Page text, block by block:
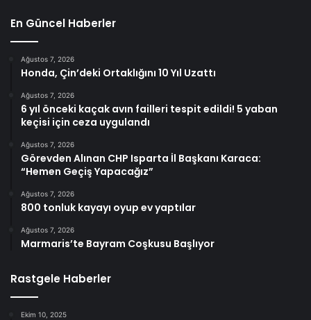
En Güncel Haberler
Ağustos 7, 2026
Honda, Çin’deki Ortaklığını 10 Yıl Uzattı
Ağustos 7, 2026
6 yıl önceki kaçak avın failleri tespit edildi! 5 yaban
keçisi için ceza uygulandı
Ağustos 7, 2026
Görevden Alınan CHP Isparta İl Başkanı Karaca:
“Hemen Geçiş Yapacağız”
Ağustos 7, 2026
800 tonluk kayayı oyup ev yaptılar
Ağustos 7, 2026
Marmaris’te Bayram Coşkusu Başlıyor
Rastgele Haberler
Ekim 10, 2025